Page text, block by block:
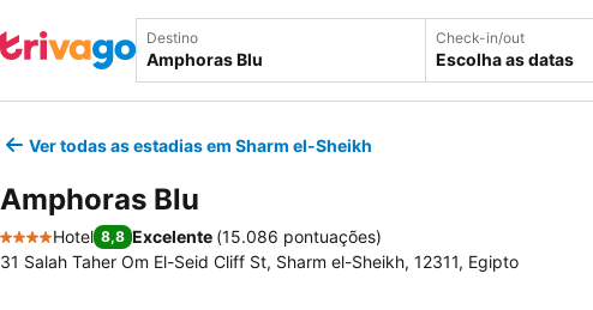
Destino Check-in/out
Escolha as datas
Ver todas as estadias em Sharm el-Sheikh
Amphoras Blu
4 Estrelas
Hotel 8,8 Excelente (15.086 pontuações)
31 Salah Taher Om El-Seid Cliff St, Sharm el-Sheikh, 12311, Egipto